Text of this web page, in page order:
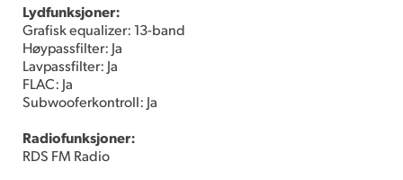
Lydfunksjoner:
Grafisk equalizer: 13-band
Høypassfilter: Ja
Lavpassfilter: Ja
FLAC: Ja
Subwooferkontroll: Ja
Radiofunksjoner:
RDS FM Radio